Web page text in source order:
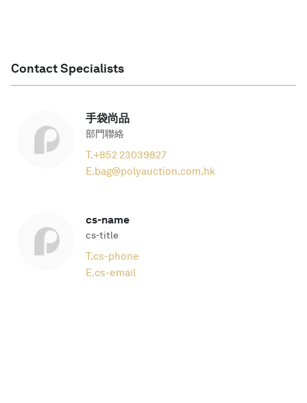
Contact Specialists
手袋尚品
部門聯絡
T.+852 23039827
E.bag@polyauction.com.hk
cs-name
cs-title
T.cs-phone
E.cs-email